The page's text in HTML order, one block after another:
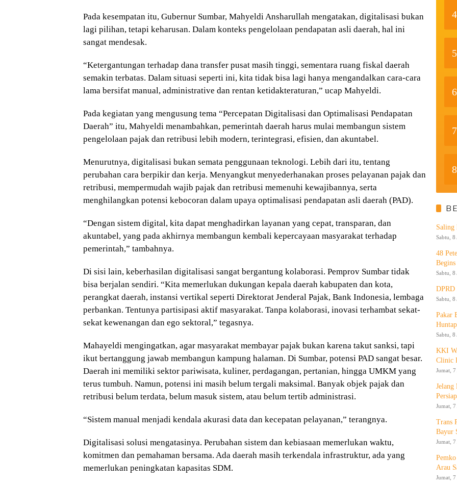
Pada kesempatan itu, Gubernur Sumbar, Mahyeldi Ansharullah mengatakan, digitalisasi bukan
lagi pilihan, tetapi keharusan. Dalam konteks pengelolaan pendapatan asli daerah, hal ini
sangat mendesak.
“Ketergantungan terhadap dana transfer pusat masih tinggi, sementara ruang fiskal daerah
semakin terbatas. Dalam situasi seperti ini, kita tidak bisa lagi hanya mengandalkan cara-cara
lama bersifat manual, administrative dan rentan ketidakteraturan,” ucap Mahyeldi.
Pada kegiatan yang mengusung tema “Percepatan Digitalisasi dan Optimalisasi Pendapatan
Daerah” itu, Mahyeldi menambahkan, pemerintah daerah harus mulai membangun sistem
pengelolaan pajak dan retribusi lebih modern, terintegrasi, efisien, dan akuntabel.
Menurutnya, digitalisasi bukan semata penggunaan teknologi. Lebih dari itu, tentang
perubahan cara berpikir dan kerja. Menyangkut menyederhanakan proses pelayanan pajak dan
retribusi, mempermudah wajib pajak dan retribusi memenuhi kewajibannya, serta
menghilangkan potensi kebocoran dalam upaya optimalisasi pendapatan asli daerah (PAD).
“Dengan sistem digital, kita dapat menghadirkan layanan yang cepat, transparan, dan
akuntabel, yang pada akhirnya membangun kembali kepercayaan masyarakat terhadap
pemerintah,” tambahnya.
Di sisi lain, keberhasilan digitalisasi sangat bergantung kolaborasi. Pemprov Sumbar tidak
bisa berjalan sendiri. “Kita memerlukan dukungan kepala daerah kabupaten dan kota,
perangkat daerah, instansi vertikal seperti Direktorat Jenderal Pajak, Bank Indonesia, lembaga
perbankan. Tentunya partisipasi aktif masyarakat. Tanpa kolaborasi, inovasi terhambat sekat-
sekat kewenangan dan ego sektoral,” tegasnya.
Mahayeldi mengingatkan, agar masyarakat membayar pajak bukan karena takut sanksi, tapi
ikut bertanggung jawab membangun kampung halaman. Di Sumbar, potensi PAD sangat besar.
Daerah ini memiliki sektor pariwisata, kuliner, perdagangan, pertanian, hingga UMKM yang
terus tumbuh. Namun, potensi ini masih belum tergali maksimal. Banyak objek pajak dan
retribusi belum terdata, belum masuk sistem, atau belum tertib administrasi.
“Sistem manual menjadi kendala akurasi data dan kecepatan pelayanan,” terangnya.
Digitalisasi solusi mengatasinya. Perubahan sistem dan kebiasaan memerlukan waktu,
komitmen dan pemahaman bersama. Ada daerah masih terkendala infrastruktur, ada yang
memerlukan peningkatan kapasitas SDM.
4
5
6
7
8
Saling
Sabtu, 8
48
Sabtu, 8
DPRD
Sabtu, 8
Pakar
Sabtu, 8
KKI
Clinic
Jumat,
Jelang
Jumat,
Trans
Bayur
Jumat,
Arau
Jumat,